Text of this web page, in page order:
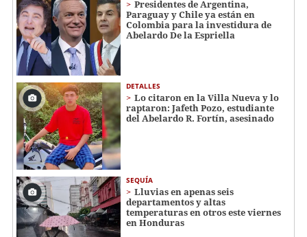
Presidentes de Argentina,
Paraguay y Chile ya están en
Colombia para la investidura de
Abelardo De la Espriella
DETALLES
Lo citaron en la Villa Nueva y lo
raptaron: Jafeth Pozo, estudiante
del Abelardo R. Fortín, asesinado
SEQUÍA
Lluvias en apenas seis
departamentos y altas
temperaturas en otros este viernes
en Honduras